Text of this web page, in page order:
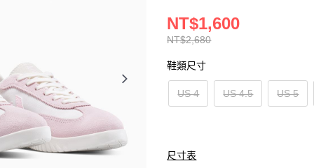
NT$2,680
NT$1,600
鞋類尺寸
US 4 US 4.5 US 5
尺寸表